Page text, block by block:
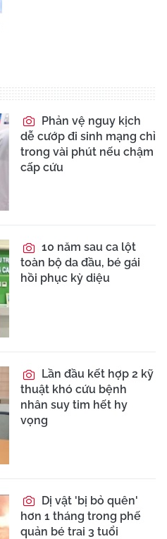
Phản vệ nguy kịch
dễ cướp đi sinh mạng chỉ
trong vài phút nếu chậm
cấp cứu
10 năm sau ca lột
toàn bộ da đầu, bé gái
hồi phục kỳ diệu
Lần đầu kết hợp 2 kỹ
thuật khó cứu bệnh
nhân suy tim hết hy
vọng
Dị vật 'bị bỏ quên'
hơn 1 tháng trong phế
quản bé trai 3 tuổi